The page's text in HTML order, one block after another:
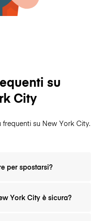
su
City
su New York City.
per spostarsi?
per spostarsi a New
Le tariffe sono
York City è sicura?